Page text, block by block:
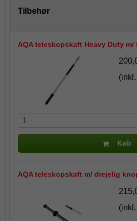
Tilbehør
AQA teleskopskaft Heavy Duty m/
Køb
AQA teleskopskaft m/ drejelig